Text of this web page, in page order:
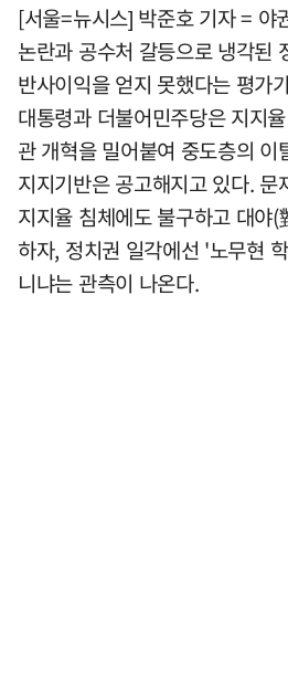
[서울=뉴시스] 박준호 기자 = 야
논란과 공수처 갈등으로 냉각된
반사이익을 얻지 못했다는 평가
대통령과 더불어민주당은 지지
관 개혁을 밀어붙여 중도층의 이
지지기반은 공고해지고 있다. 문
지지율 침체에도 불구하고 대야
하자, 정치권 일각에선 '노무현
니냐는 관측이 나온다.